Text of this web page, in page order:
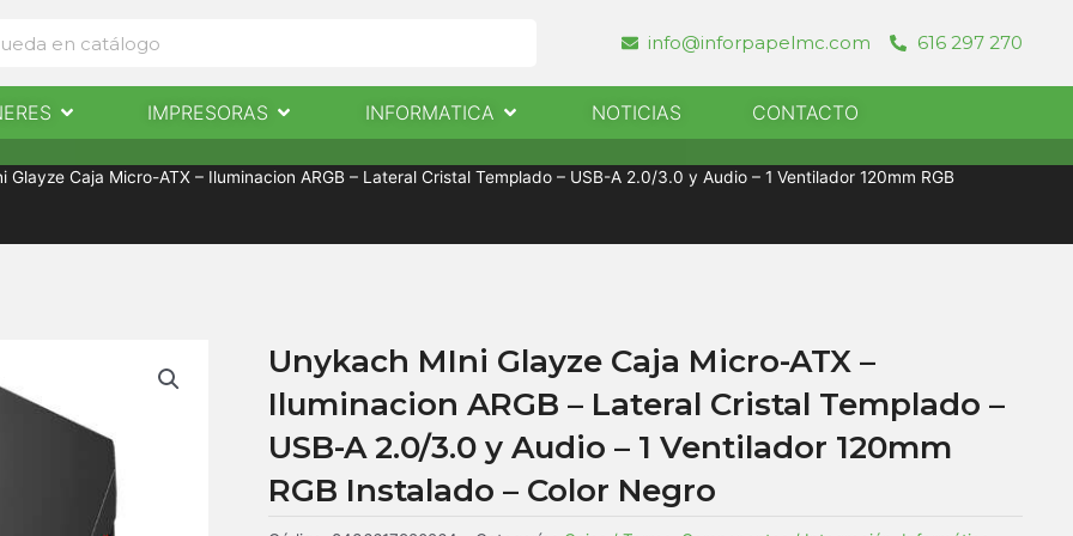
info@inforpapelmc.com 616 297 270
INFORMÁTICA NOTICIAS CONTACTO
Abrir EscaneresIMPRESORAS Abrir ImpresorasINFORMATICA Abrir InformaticaNOTICIAS CONTACTO
Glayze Caja Micro-ATX – Iluminacion ARGB – Lateral Cristal Templado – USB-A 2.0/3.0 y Audio – 1 Ventilador 120mm RGB
Unykach MIni Glayze Caja Micro-ATX –
Iluminacion ARGB – Lateral Cristal Templado –
USB-A 2.0/3.0 y Audio – 1 Ventilador 120mm
RGB Instalado – Color Negro